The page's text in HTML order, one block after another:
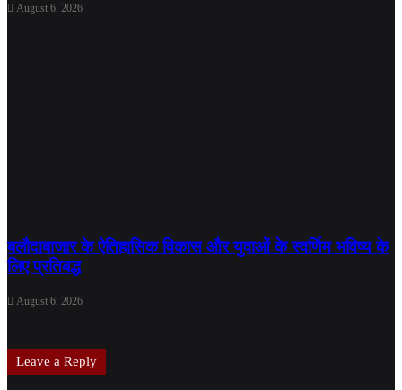
August 6, 2026
बलौदाबाजार के ऐतिहासिक विकास और युवाओं के स्वर्णिम भविष्य के
लिए प्रतिबद्ध
August 6, 2026
Leave a Reply